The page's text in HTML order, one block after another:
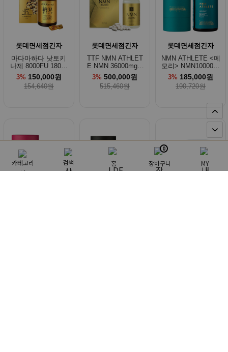
카테고리 검색 홈 장바구니
0
MY
롯데면세점긴자
마다마하다 낫토키
나제 8000FU 180정
(약 45~90일분) (유
통기한 : 26.10.23)
3% 150,000원
154,640원
롯데면세점긴자
TTF NMN ATHLET
E NMN 36000mg 1
80정
3% 500,000원
515,460원
롯데면세점긴자
NMN ATHLETE <메
모리> NMN10000㎎
PQQ+CoQ10+낫토
키나제+은행잎추출
물+헤스페리딘 120
3% 185,000원
190,720원